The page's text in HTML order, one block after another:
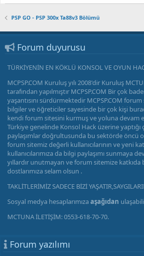
PSP GO - PSP 300x Ta88v3 Bölümü
Forum duyurusu
TÜRKİYENİN EN KÖKLÜ KONSOL VE OYUN
MCPSP.COM Kuruluş yılı 2008'dir Kuruluş
tarafından yapılmıştır MCPSP.COM Bir çok
yaşantısını sürdürmektedir MCPSP.COM
bilgiler ve öğreticiler sayesinde bir çok kişi
kendi forum sitesini kurmuş ve yoluna devam
Türkiye genelinde Konsol Hack üzerine yaptığı
paylaşımlar doğrultusunda bu sektörde öncü
forum sitemiz değerli kullanıcılarının ve yeni
kullanıcılarımıza da bilgi paylaşımı sunmaya
yıllardır unutmayan ve forum sitemize
dostlarımıza selam olsun .
TAKLİTLERİMİZ SADECE BİZİ
Sosyal medya hesaplarımızaaşağıdan
MCTUNA İLETİŞİM: 0553-618-70-70.
Forum yazılımı